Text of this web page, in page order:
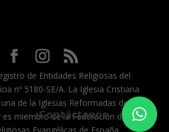
de Entidades Religiosas del
nº 5180-SE/A. La Iglesia Cristiana
de la Iglesias Reformadas de
es miembro de la Federación de
Contáctanos